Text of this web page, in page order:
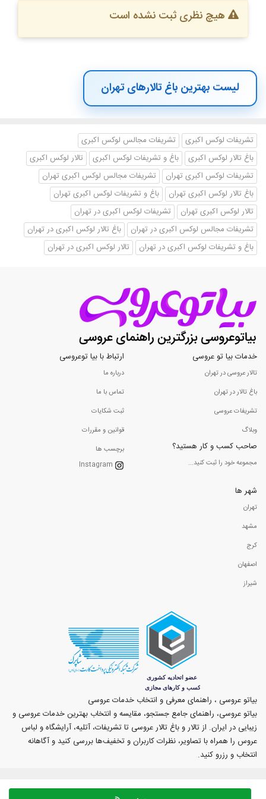
آدرس دفتر تشریفات لوکس اکبری: تهرانپارس،ضلع شمال غربی فلکه
سوم،ساختمان پارسیان،طبقه2،واحد6
Akbari.emarat.bagh
شماره های تماس تشریفات لوکس اکبری:
09127267206
09397267206
09214824353
هیچ نظری ثبت نشده است
لیست بهترین باغ تالارهای تهران
تشریفات لوکس اکبری
تشریفات مجالس لوکس اکبری
باغ تالار لوکس اکبری
باغ و تشریفات لوکس اکبری
تالار لوکس اکبری
تشریفات لوکس اکبری تهران
تشریفات مجالس لوکس اکبری تهران
باغ تالار لوکس اکبری تهران
باغ و تشریفات لوکس اکبری تهران
تالار لوکس اکبری تهران
تشریفات لوکس اکبری در تهران
تشریفات مجالس لوکس اکبری در تهران
باغ تالار لوکس اکبری در تهران
باغ و تشریفات لوکس اکبری در تهران
تالار لوکس اکبری در تهران
خدمات بیا تو عروسی
تالار عروسی در تهران
باغ تالار در تهران
تشریفات عروسی
وبلاگ
صاحب کسب و کار هستید؟
مجموعه خود را ثبت کنید...
ارتباط با بیا توعروسی
درباره ما
تماس با ما
ثبت شکایات
قوانین و مقررات
برچسب ها
Instagram
شهر ها
تهران
مشهد
کرج
اصفهان
شیراز
بیاتو عروسی ، راهنمای معرفی و انتخاب خدمات عروسی
بیاتو عروسی، راهنمای جامع جستجو، مقایسه و انتخاب بهترین خدمات عروسی و
زیبایی در ایران. از تالار و باغ تالار عروسی تا تشریفات، آتلیه، آرایشگاه و لباس
عروس را همراه با تصاویر، نظرات کاربران و تخفیف‌ها بررسی کنید و آگاهانه
انتخاب و رزرو کنید.
بیاتوعروسیCopyright © 2009 - 2026 طراحی سايت و سئو توسط اسپاد